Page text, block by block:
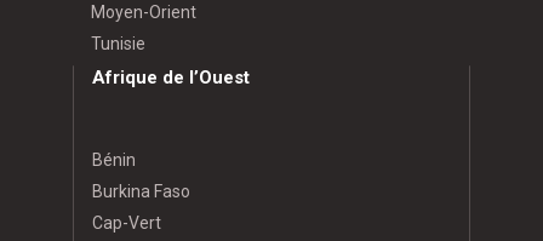
Moyen-Orient
Tunisie
Afrique de l’Ouest
Bénin
Burkina Faso
Cap-Vert